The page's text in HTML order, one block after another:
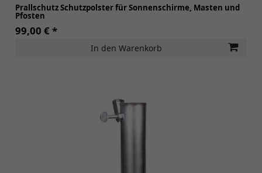
Prallschutz Schutzpolster für Sonnenschirme, Masten und
Pfosten
99,00 € *
In den Warenkorb